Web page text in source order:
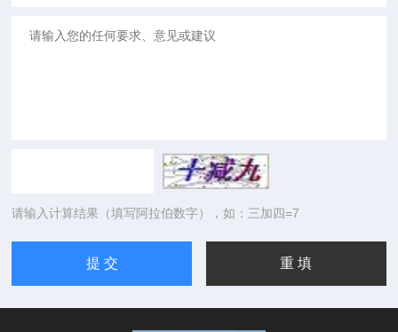
请输入计算结果（填写阿拉伯数字），如：三加四=7